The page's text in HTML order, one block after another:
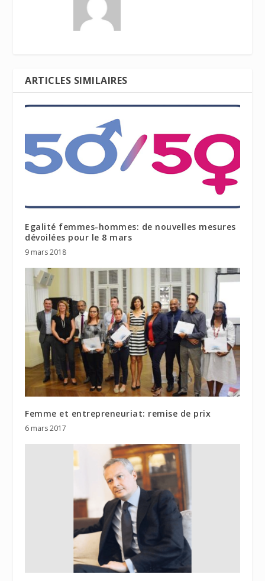
ARTICLES SIMILAIRES
Egalité femmes-hommes: de nouvelles mesures
dévoilées pour le 8 mars
9 mars 2018
Femme et entrepreneuriat: remise de prix
6 mars 2017